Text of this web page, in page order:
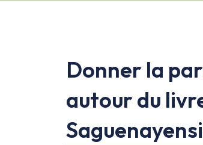
Donner la
autour du